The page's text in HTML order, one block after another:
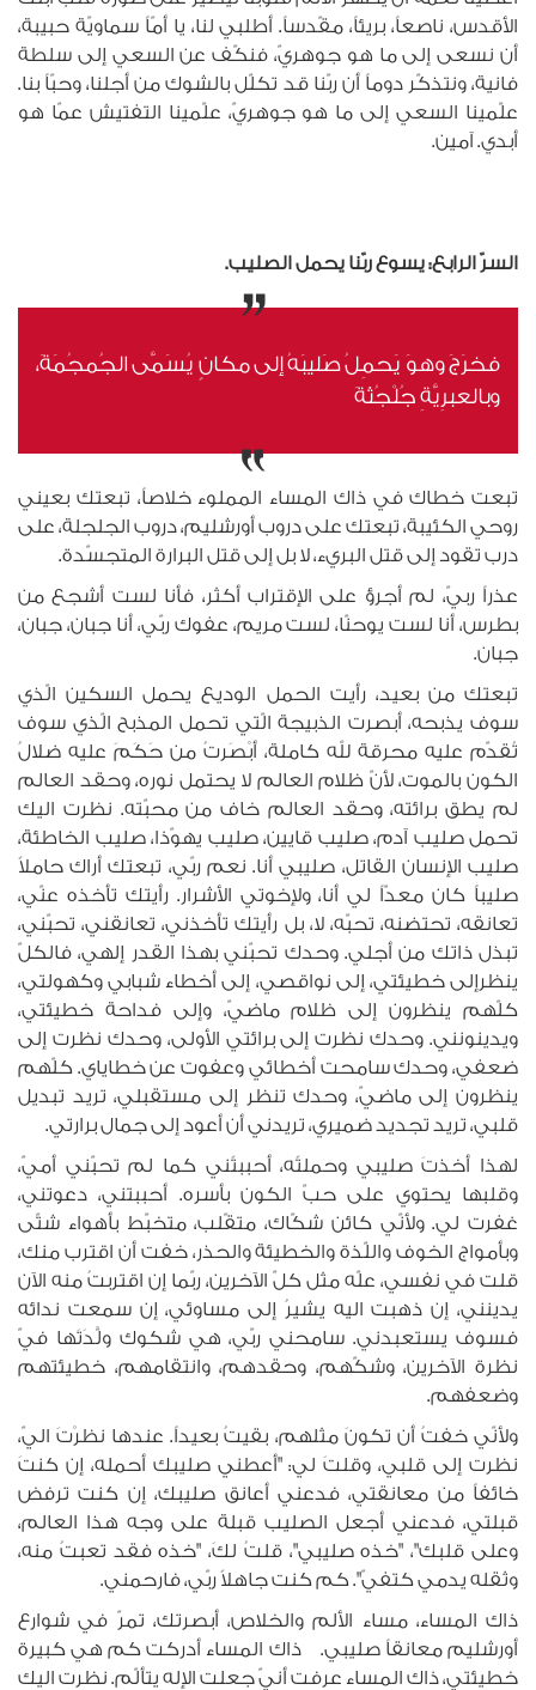
الأقدس، ناصعاً، بريئاً، مقّدساً. أطلبي لنا، يا أمّاً سماويّة حبيبة،
أن نسعى إلى ما هو جوهريّ، فنكّف عن السعي إلى سلطة
فانية، ونتذكّر دوماً أن ربّنا قد تكلّل بالشوك من أجلنا، وحبّاً بنا.
علّمينا السعي إلى ما هو جوهريّ، علّمينا التفتيش عمّا هو
أبدي. آمين.
السرّ الرابع: يسوع ربّنا يحمل الصليب.
فخرَجَ وهوَ يَحمِلُ صَليبَهُ إلى مكانٍ يُسَمَّى الجُمجُمَةَ،
وبالعبرِيَّةِ جُلْجُثَةَ
تبعت خطاك في ذاك المساء المملوء خلاصاً، تبعتك بعيني
روحي الكئيبة، تبعتك على دروب أورشليم، دروب الجلجلة، على
درب تقود إلى قتل البريء، لا بل إلى قتل البرارة المتجسّدة.
عذراً ربيّ، لم أجرؤ على الإقتراب أكثر، فأنا لست أشجع من
بطرس، أنا لست يوحنّا، لست مريم، عفوك ربّي، أنا جبان، جبان،
جبان.
تبعتك من بعيد، رأيت الحمل الوديع يحمل السكين الّذي
سوف يذبحه، أبصرت الذبيجة الّتي تحمل المذبح الّذي سوف
تُقدّم عليه محرقة لله كاملة، أبْصَرتُ من حَكَمَ عليه ضلالُ
الكون بالموت، لأنّ ظلام العالم لا يحتمل نوره، وحقد العالم
لم يطق برائته، وحقد العالم خاف من محبّته. نظرت اليك
تحمل صليب آدم، صليب قايين، صليب يهوّذا، صليب الخاطئة،
صليب الإنسان القاتل، صليبي أنا. نعم ربّي، تبعتك أراك حاملاً
صليباً كان معدّاً لي أنا، ولإخوتي الأشرار. رأيتك تأخذه عنّي،
تعانقه، تحتضنه، تحبّه، لا، بل رأيتك تأخذني، تعانقني، تحبّني،
تبذل ذاتك من أجلي. وحدك تحبّني بهذا القدر إلهي، فالكلّ
ينظرإلى خطيئتي، إلى نواقصي، إلى أخطاء شبابي وكهولتي،
كلّهم ينظرون إلى ظلام ماضيّ، وإلى فداحة خطيئتي،
ويدينونني. وحدك نظرت إلى برائتي الأولى، وحدك نظرت إلى
ضعفي، وحدك سامحت أخطائي وعفوت عن خطاياي. كلّهم
ينظرون إلى ماضيّ، وحدك تنظر إلى مستقبلي، تريد تبديل
قلبي، تريد تجديد ضميري، تريدني أن أعود إلى جمال برارتي.
لهذا أخذتَ صليبي وحملتًه، أحببتًني كما لم تحبّني أميّ،
وقلبها يحتوي على حبّ الكون بأسره. أحببتني، دعوتني،
غفرت لي. ولأنّي كائن شكّاك، متقّلب، متخبّط بأهواء شتّى
وبأمواج الخوف واللّذة والخطيئة والحذر، خفت أن اقترب منك،
قلت في نفسي، علّه مثل كلّ الآخرين، ربّما إن اقتربتُ منه الآن
يدينني، إن ذهبت اليه يشيرُ إلى مساوئي، إن سمعت ندائه
فسوف يستعبدني. سامحني ربّي، هي شكوك ولَّدَتَها فيّ
نظرة الآخرين، وشكّهم، وحقدهم، وانتقامهم، خطيئتهم
وضعفهم.
ولأنّي خفتُ أن تكونَ مثلهم، بقيتُ بعيداً. عندها نظرْتَ اليّ،
نظرت إلى قلبي، وقلتَ لي: "أعطني صليبك أحمله، إن كنتَ
خائفاً من معانقتي، فدعني أعانق صليبك، إن كنت ترفض
قبلتي، فدعني أجعل الصليب قبلة على وجه هذا العالم،
وعلى قلبك"، "خذه صليبي"، قلتُ لكَ، "خذه فقد تعبتُ منه،
وثقله يدمي كتفيّ". كم كنت جاهلاً ربّي، فارحمني.
ذاك المساء، مساء الألم والخلاص، أبصرتك، تمرّ في شوارع
أورشليم معانقاً صليبي. ذاك المساء أدركت كم هي كبيرة
خطيئتي، ذاك المساء عرفت أنيّ جعلت الإله يتألّم. نظرت اليك